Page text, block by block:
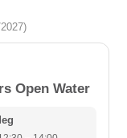
Open Water